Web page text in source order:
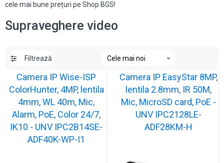
cele mai bune prețuri pe Shop BGS!
Supraveghere video
Filtrează
Camera IP Wise-ISP
ColorHunter, 4MP, lentila
4mm, WL 40m, Mic,
Alarm, PoE, Color 24/7,
IK10 - UNV IPC2B14SE-
ADF40K-WP-I1
Camera IP EasyStar 8MP,
lentila 2.8mm, IR 50M,
Mic, MicroSD card, PoE -
UNV IPC2128LE-
ADF28KM-H